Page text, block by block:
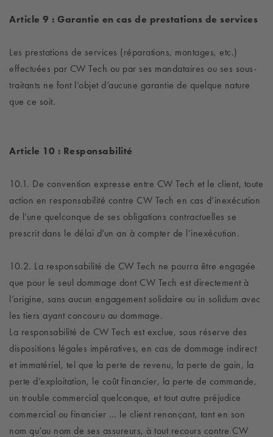
Article 9 : Garantie en cas de prestations de services
Les prestations de services (réparations, montages, etc.)
effectuées par CW Tech ou par ses mandataires ou ses sous-
traitants ne font l’objet d’aucune garantie de quelque nature
que ce soit.
Article 10 : Responsabilité
10.1. De convention expresse entre CW Tech et le client, toute
action en responsabilité contre CW Tech en cas d’inexécution
de l’une quelconque de ses obligations contractuelles se
prescrit dans le délai d’un an à compter de l’inexécution.
10.2. La responsabilité de CW Tech ne pourra être engagée
que pour le seul dommage dont CW Tech est directement à
l’origine, sans aucun engagement solidaire ou in solidum avec
les tiers ayant concouru au dommage.
La responsabilité de CW Tech est exclue, sous réserve des
dispositions légales impératives, en cas de dommage indirect
et immatériel, tel que la perte de revenu, la perte de gain, la
perte d’exploitation, le coût financier, la perte de commande,
un trouble commercial quelconque, et tout autre préjudice
commercial ou financier … le client renonçant, tant en son
nom qu’au nom de ses assureurs, à tout recours contre CW